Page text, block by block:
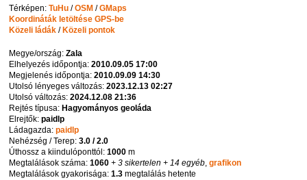
Térképen:TuHu /OSM /GMaps
Koordináták letöltése GPS-be
Közeli ládák / Közeli pontok
Megye/ország:Zala
Elhelyezés időpontja:2010.09.05 17:00
Megjelenés időpontja:2010.09.09 14:30
Utolsó lényeges változás:2023.12.13 02:27
Utolsó változás:2024.12.08 21:36
Rejtés típusa: Hagyományos geoláda
Elrejtők:paidlp
Ládagazda:paidlp
Nehézség / Terep:3.0 / 2.0
Úthossz a kiindulóponttól:1000 m
Megtalálások száma:1060 + 3 sikertelen + 14 egyéb,grafikon
Megtalálások gyakorisága:1.3 megtalálás hetente